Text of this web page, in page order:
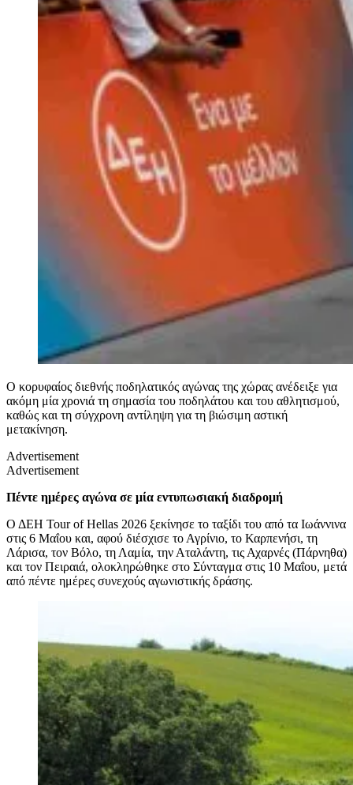
Ο κορυφαίος διεθνής ποδηλατικός αγώνας της χώρας ανέδειξε για
ακόμη μία χρονιά τη σημασία του ποδηλάτου και του αθλητισμού,
καθώς και τη σύγχρονη αντίληψη για τη βιώσιμη αστική
μετακίνηση.
Advertisement
Advertisement
Πέντε ημέρες αγώνα σε μία εντυπωσιακή διαδρομή
Ο ΔΕΗ Tour of Hellas 2026 ξεκίνησε το ταξίδι του από τα Ιωάννινα
στις 6 Μαΐου και, αφού διέσχισε το Αγρίνιο, το Καρπενήσι, τη
Λάρισα, τον Βόλο, τη Λαμία, την Αταλάντη, τις Αχαρνές (Πάρνηθα)
και τον Πειραιά, ολοκληρώθηκε στο Σύνταγμα στις 10 Μαΐου, μετά
από πέντε ημέρες συνεχούς αγωνιστικής δράσης.